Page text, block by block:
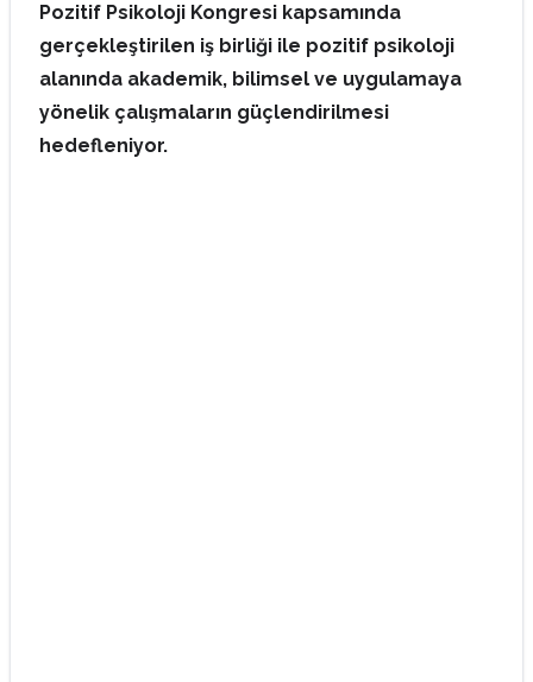
Pozitif Psikoloji Kongresi kapsamında
gerçekleştirilen iş birliği ile pozitif psikoloji
alanında akademik, bilimsel ve uygulamaya
yönelik çalışmaların güçlendirilmesi
hedefleniyor.